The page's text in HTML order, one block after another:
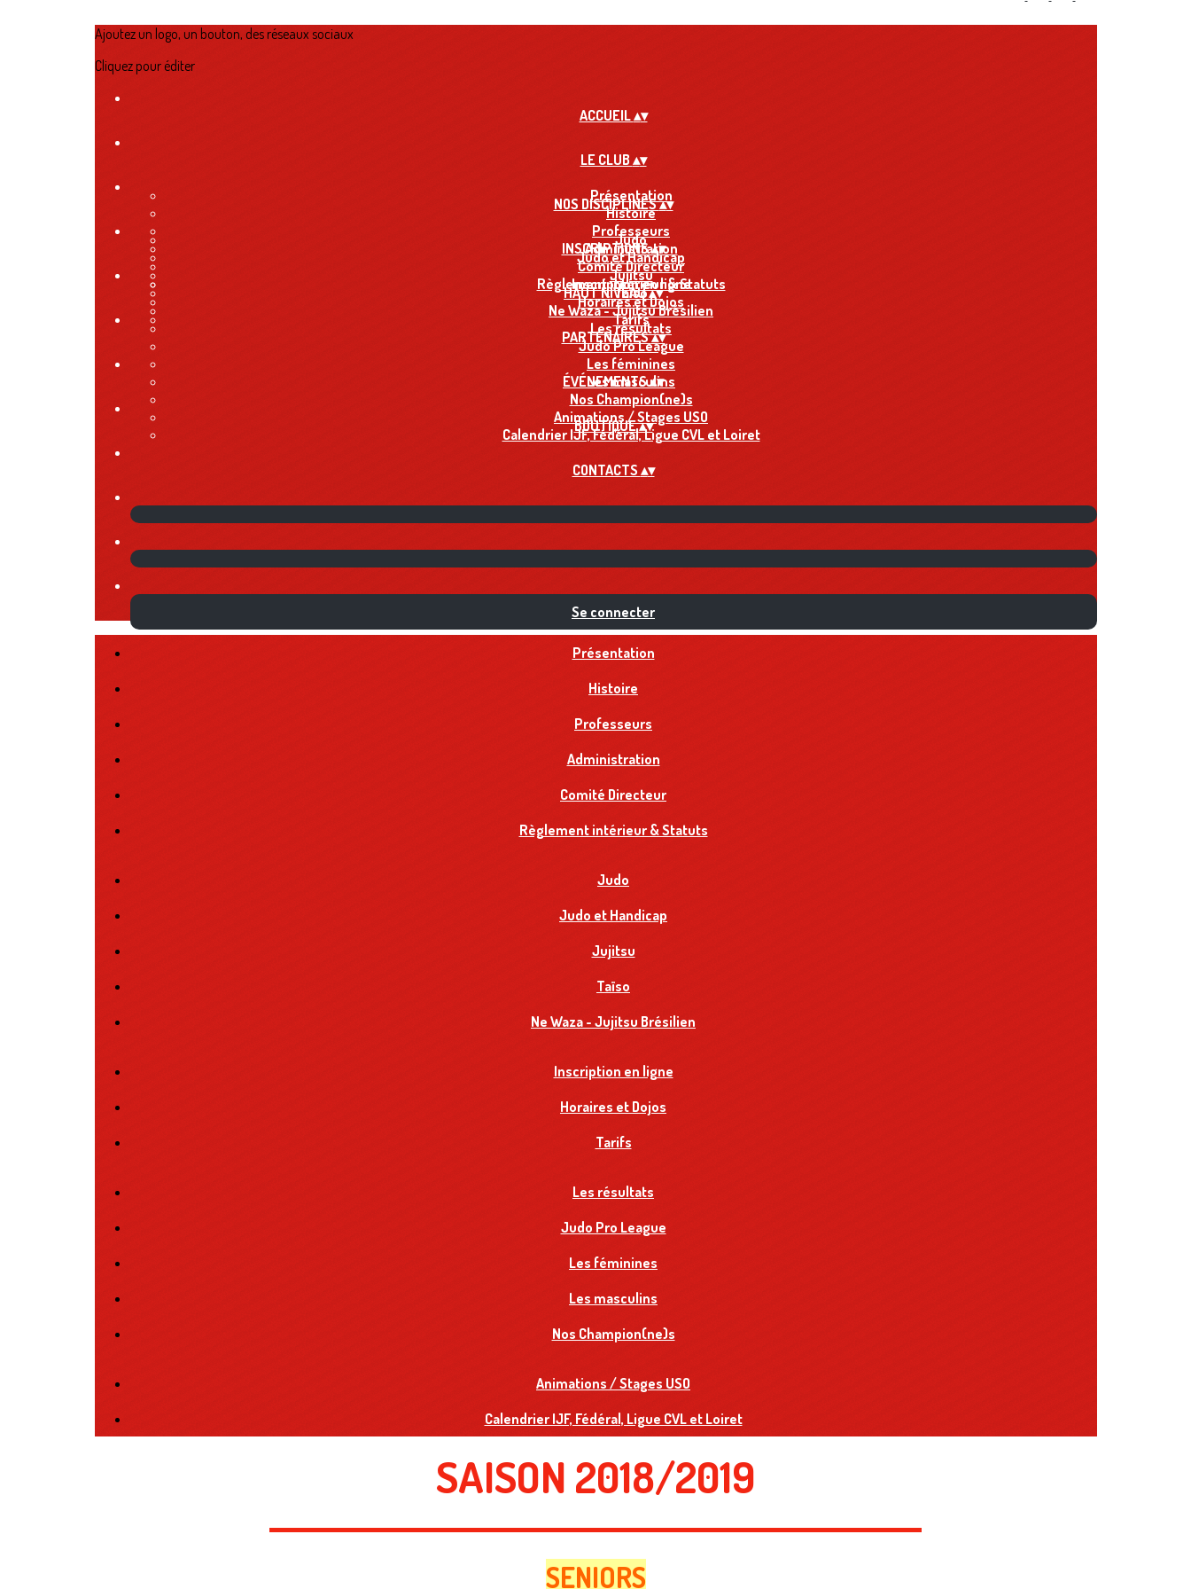
Ajoutez un logo, un bouton, des réseaux sociaux
Cliquez pour éditer
ACCUEIL▴▾
LE CLUB ▴▾
Présentation
Histoire
Professeurs
Administration
Comité Directeur
Règlement intérieur & Statuts
NOS DISCIPLINES▴▾
Judo
Judo et Handicap
Jujitsu
Taïso
Ne Waza - Jujitsu Brésilien
INSCRIPTIONS▴▾
Inscription en ligne
Horaires et Dojos
Tarifs
HAUT NIVEAU▴▾
Les résultats
Judo Pro League
Les féminines
Les masculins
Nos Champion(ne)s
PARTENAIRES▴▾
ÉVÉNEMENTS▴▾
Animations / Stages USO
Calendrier IJF, Fédéral, Ligue CVL et Loiret
BOUTIQUE▴▾
CONTACTS ▴▾
Se connecter
Présentation
Histoire
Professeurs
Administration
Comité Directeur
Règlement intérieur & Statuts
Judo
Judo et Handicap
Jujitsu
Taïso
Ne Waza - Jujitsu Brésilien
Inscription en ligne
Horaires et Dojos
Tarifs
Les résultats
Judo Pro League
Les féminines
Les masculins
Nos Champion(ne)s
Animations / Stages USO
Calendrier IJF, Fédéral, Ligue CVL et Loiret
SAISON 2018/2019
SENIORS